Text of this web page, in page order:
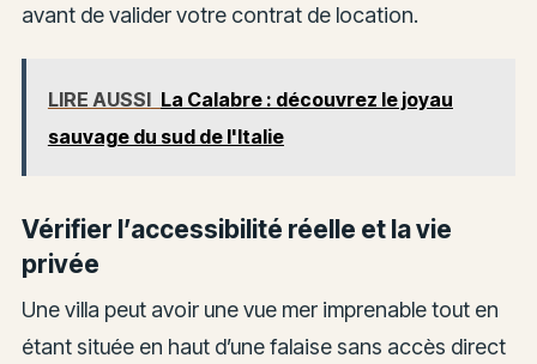
avant de valider votre contrat de location.
LIRE AUSSI La Calabre : découvrez le joyau
sauvage du sud de l'Italie
Vérifier l’accessibilité réelle et la vie
privée
Une villa peut avoir une vue mer imprenable tout en
étant située en haut d’une falaise sans accès direct